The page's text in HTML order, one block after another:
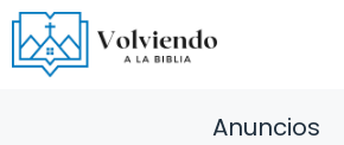
Saltar
al
contenido
Anuncios